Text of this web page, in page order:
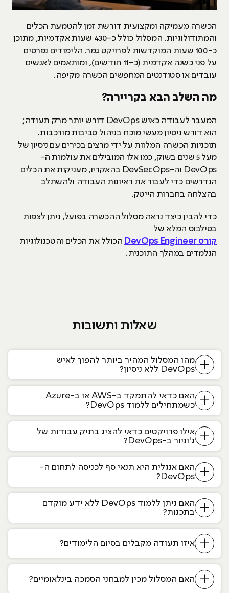
הכשרה מעמיקה ומקצועית דורשת זמן להטמעת הכלים
והמתודולוגיות. המסלול כולל כ-430 שעות אקדמיות, מתוכן
כ-100 שעות המוקדשות לפרויקט גמר. הלימודים נפרסים
על פני כשנה אקדמית (כ-11 חודשים), ומותאמים לאנשים
עובדים או סטודנטים המחפשים הכשרה מקיפה.
מה השלב הבא בקריירה?
המעבר לעבודה כאיש DevOps דורש יותר מרק תעודה;
הוא דורש ניסיון מעשי מוכח בניהול סביבות מורכבות.
תוכניות הכשרה המלוות על ידי מרצים בכירים עם ניסיון של
מעל 5 שנים בשוק, כמו אלו המובילים את עולמות ה-
DevOps וה-DevSecOps בהאקריו, מעניקות את הכלים
הנדרשים כדי לעבור את ראיונות העבודה ולהשתלב
בהצלחה בחברות הייטק.
כדי להבין כיצד נראה מסלול ההכשרה בפועל, ניתן לצפות
בסילבוס המלא של
קורס DevOps Engineer
הכולל את הכלים והטכנולוגיות
הנלמדים במהלך התוכנית.
שאלות ותשובות
+
מהו המסלול המהיר ביותר להפוך לאיש
DevOps ללא ניסיון?
+
האם כדאי להתמקד ב-AWS או ב-Azure
כשמתחילים ללמוד DevOps?
+
אילו פרויקטים כדאי להציג בתיק עבודות של
ג'וניור ב-DevOps?
+
האם אנגלית היא תנאי סף לכניסה לתחום ה-
DevOps?
+
האם ניתן ללמוד DevOps ללא ידע מוקדם
בתכנות?
+ איזו תעודה מקבלים בסיום הלימודים?
+ האם המסלול מכין למבחני הסמכה בינלאומיים?